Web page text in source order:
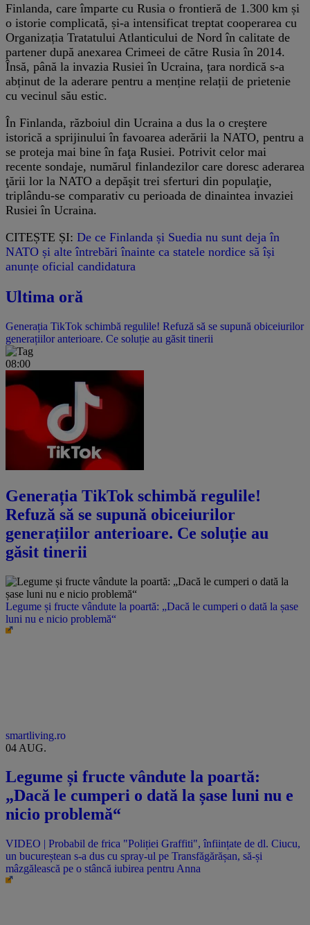
Finlanda, care împarte cu Rusia o frontieră de 1.300 km și
o istorie complicată, și-a intensificat treptat cooperarea cu
Organizația Tratatului Atlanticului de Nord în calitate de
partener după anexarea Crimeei de către Rusia în 2014.
Însă, până la invazia Rusiei în Ucraina, țara nordică s-a
abținut de la aderare pentru a menține relații de prietenie
cu vecinul său estic.
În Finlanda, războiul din Ucraina a dus la o creştere
istorică a sprijinului în favoarea aderării la NATO, pentru a
se proteja mai bine în faţa Rusiei. Potrivit celor mai
recente sondaje, numărul finlandezilor care doresc aderarea
ţării lor la NATO a depăşit trei sferturi din populaţie,
triplându-se comparativ cu perioada de dinaintea invaziei
Rusiei în Ucraina.
CITEȘTE ȘI: De ce Finlanda și Suedia nu sunt deja în
NATO și alte întrebări înainte ca statele nordice să își
anunțe oficial candidatura
Ultima oră
Generația TikTok schimbă regulile! Refuză să se supună obiceiurilor
generațiilor anterioare. Ce soluție au găsit tinerii
08:00
Generația TikTok schimbă regulile!
Refuză să se supună obiceiurilor
generațiilor anterioare. Ce soluție au
găsit tinerii
Legume și fructe vândute la poartă: „Dacă le cumperi o dată la șase
luni nu e nicio problemă“
smartliving.ro
04 AUG.
Legume și fructe vândute la poartă:
„Dacă le cumperi o dată la șase luni nu e
nicio problemă“
VIDEO | Probabil de frica "Poliției Graffiti", înființate de dl. Ciucu,
un bucureștean s-a dus cu spray-ul pe Transfăgărășan, să-și
mâzgălească pe o stâncă iubirea pentru Anna